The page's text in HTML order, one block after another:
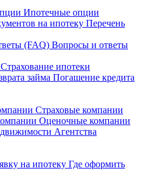
Ипотечные опции
Перечень
Вопросы и ответы
Страхование ипотеки
Погашение кредита
Страховые компании
Оценочные компании
Агентства
Где оформить